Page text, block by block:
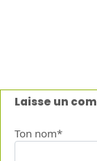
Laisse un
Ton nom*